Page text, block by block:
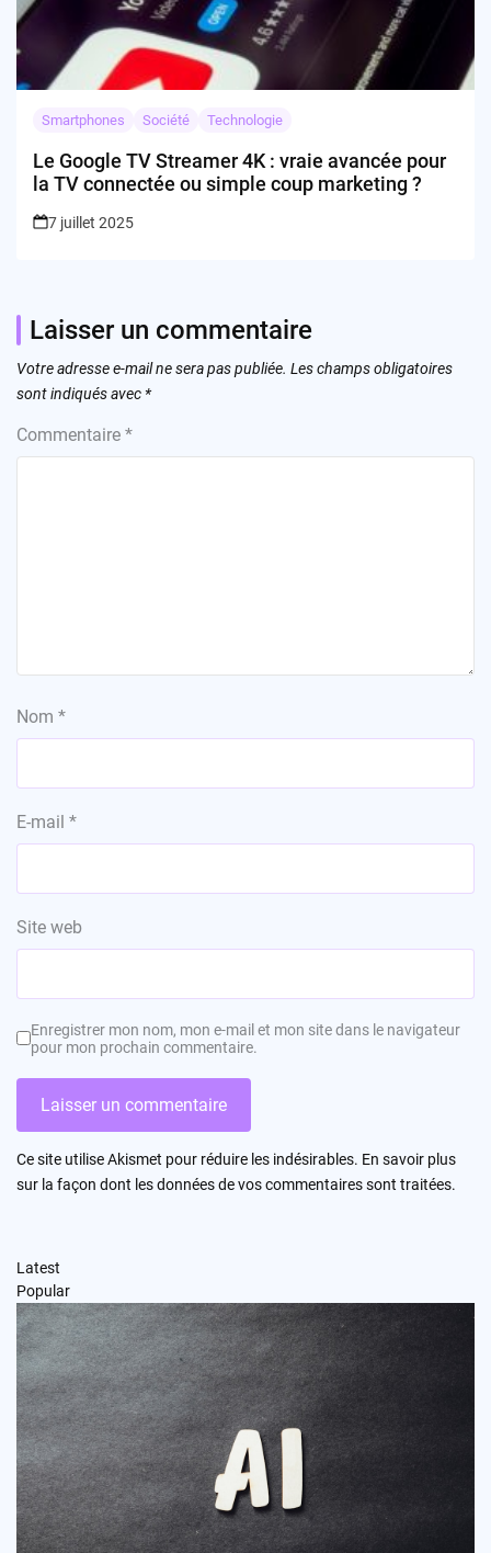
Smartphones Société Technologie
Le Google TV Streamer 4K : vraie avancée pour
la TV connectée ou simple coup marketing ?
7 juillet 2025
Laisser un commentaire
Votre adresse e-mail ne sera pas publiée. Les champs obligatoires
sont indiqués avec *
Commentaire *
Nom *
E-mail *
Site web
Enregistrer mon nom, mon e-mail et mon site dans le navigateur
pour mon prochain commentaire.
Ce site utilise Akismet pour réduire les indésirables. En savoir plus
sur la façon dont les données de vos commentaires sont traitées.
Latest
Popular